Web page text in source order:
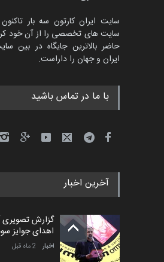
سایت ایران کارتون سه بار
سایت های تخصصی را از آن خود
حاضر بالاترین جایگاه در
ایران و جهان را داراست.
با ما در تماس باشید
آخرین اخبار
گزارش تصویری
اهدای جوایز
اخبار 2 ماه قبل